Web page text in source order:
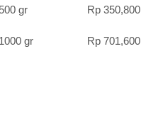
– 500 gr Rp
– 1000 gr Rp